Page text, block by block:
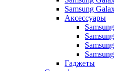
Samsung
Аксессуары
Гаджеты